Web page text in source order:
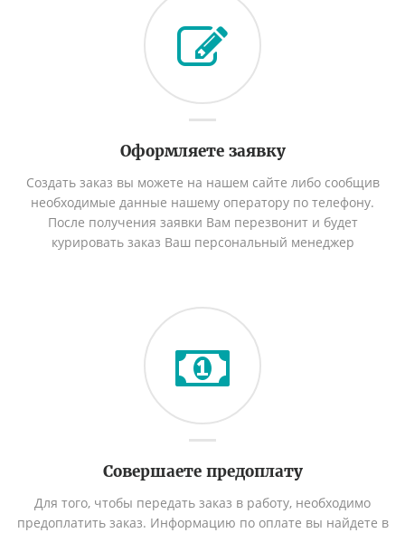
Оформляете заявку
Создать заказ вы можете на нашем сайте либо сообщив
необходимые данные нашему оператору по телефону.
После получения заявки Вам перезвонит и будет
курировать заказ Ваш персональный менеджер
Совершаете предоплату
Для того, чтобы передать заказ в работу, необходимо
предоплатить заказ. Информацию по оплате вы найдете в